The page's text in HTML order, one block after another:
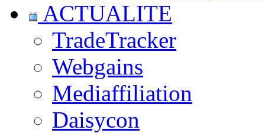
ACTUALITE
TradeTracker
Webgains
Mediaffiliation
Daisycon